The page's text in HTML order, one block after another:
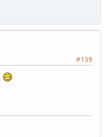
#139